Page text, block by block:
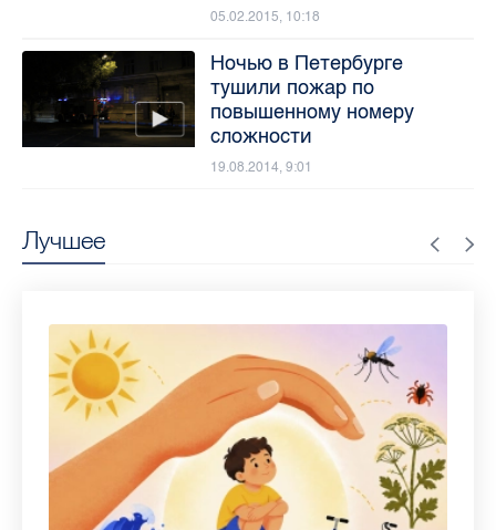
Лучшее
05.02.2015, 10:18
Ночью в Петербурге
тушили пожар по
повышенному номеру
сложности
19.08.2014, 9:01